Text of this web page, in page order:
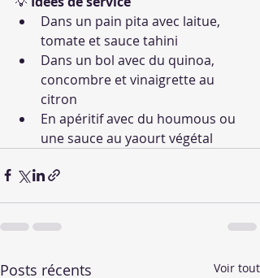
Dans un pain pita avec laitue,
tomate et sauce tahini
Dans un bol avec du quinoa,
concombre et vinaigrette au
citron
En apéritif avec du houmous ou
une sauce au yaourt végétal
Posts récents Voir tout